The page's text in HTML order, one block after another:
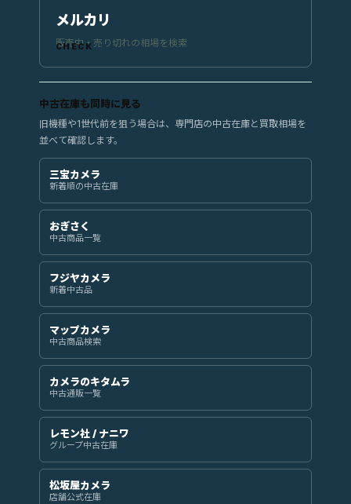
メルカリ
販売中・売り切れの相場を検索
中古在庫も同時に見る
旧機種や1世代前を狙う場合は、専門店の中古在庫と買取相場を
並べて確認します。
三宝カメラ
新着順の中古在庫
おぎさく
中古商品一覧
フジヤカメラ
新着中古品
マップカメラ
中古商品検索
カメラのキタムラ
中古通販一覧
レモン社 / ナニワ
グループ中古在庫
松坂屋カメラ
店舗公式在庫